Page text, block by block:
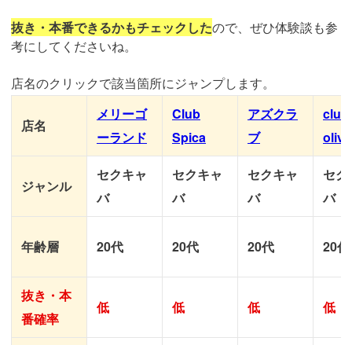
抜き・本番できるかもチェックしたので、ぜひ体験談も参
考にしてくださいね。
店名のクリックで該当箇所にジャンプします。
店名
メリーゴ
ーランド
Club
Spica
アズクラ
ブ
club
olive
ジャンル
セクキャ
バ
セクキャ
バ
セクキャ
バ
セク
バ
年齢層 20代 20代 20代 20代
抜き・本
番確率
低 低 低 低